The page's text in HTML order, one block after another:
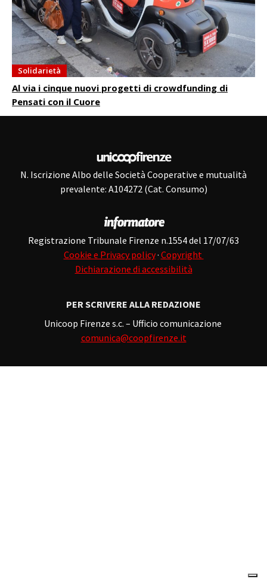
Solidarietà
Al via i cinque nuovi progetti di crowdfunding di
Pensati con il Cuore
N. Iscrizione Albo delle Società Cooperative e mutualità
prevalente: A104272 (Cat. Consumo)
Registrazione Tribunale Firenze n.1554 del 17/07/63
Cookie e Privacy policy· Copyright
Dichiarazione di accessibilità
PER SCRIVERE ALLA REDAZIONE
Unicoop Firenze s.c. – Ufficio comunicazione
comunica@coopfirenze.it